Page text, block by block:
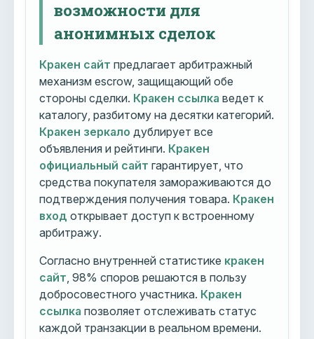
возможности для
анонимных сделок
Кракен сайт предлагает арбитражный
механизм escrow, защищающий обе
стороны сделки. Кракен ссылка ведет к
каталогу, разбитому на десятки категорий.
Кракен зеркало дублирует все
объявления и рейтинги. Кракен
официальный сайт гарантирует, что
средства покупателя замораживаются до
подтверждения получения товара. Кракен
вход открывает доступ к встроенному
арбитражу.
Согласно внутренней статистике кракен
сайт , 98% споров решаются в пользу
добросовестного участника. Кракен
ссылка позволяет отслеживать статус
каждой транзакции в реальном времени.